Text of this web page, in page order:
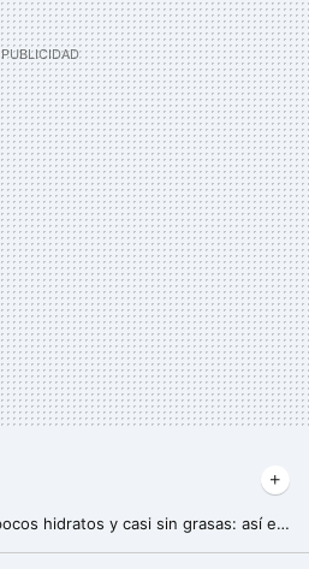
Con muchas proteínas, pocos hidratos y casi sin grasas: así es esta cena fácil que sólo lleva tres ingredientes